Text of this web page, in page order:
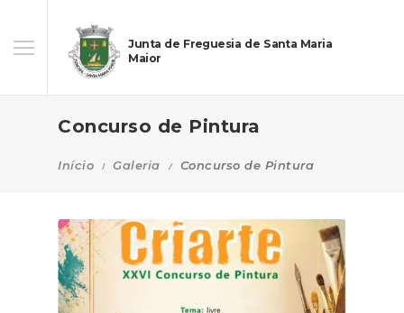
Junta de Freguesia de Santa Maria
Maior
Concurso de Pintura
Início Galeria Concurso de Pintura